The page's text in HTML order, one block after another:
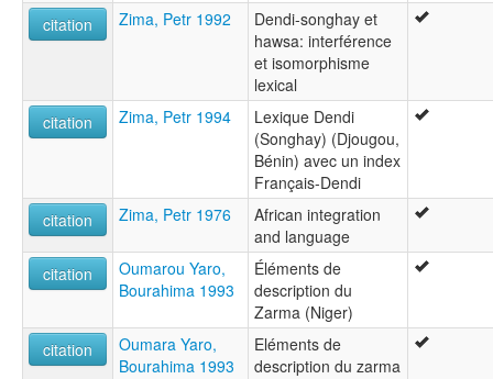
citation
Zima, Petr 1992
Dendi-songhay et
hawsa: interférence
et isomorphisme
lexical
citation
Zima, Petr 1994
Lexique Dendi
(Songhay) (Djougou,
Bénin) avec un index
Français-Dendi
citation
Zima, Petr 1976
African integration
and language
citation
Oumarou Yaro,
Bourahima 1993
Éléments de
description du
Zarma (Niger)
citation
Oumara Yaro,
Bourahima 1993
Eléments de
description du zarma